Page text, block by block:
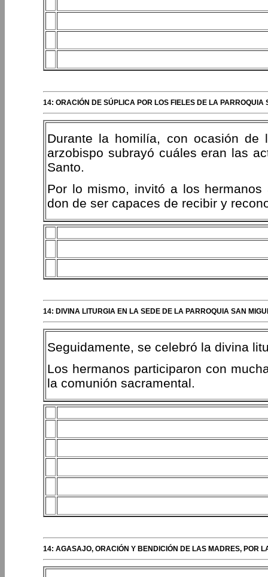
14: ORACIÓN DE SÚPLICA POR LOS FIELES DE LA PARROQUIA
Durante la homilía, con ocasión de
arzobispo subrayó cuáles eran las
Santo.
Por lo mismo, invitó a los
don de ser capaces de recibir y
14: DIVINA LITURGIA EN LA SEDE DE LA PARROQUIA SAN
Seguidamente, se celebró la divina
Los hermanos participaron con
la comunión sacramental.
14: AGASAJO, ORACIÓN Y BENDICIÓN DE LAS MADRES, POR